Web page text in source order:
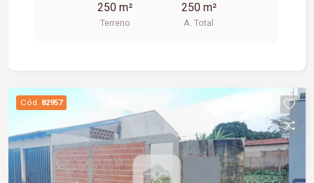
250 m²
Terreno
250 m²
A. Total
Cód. 82957